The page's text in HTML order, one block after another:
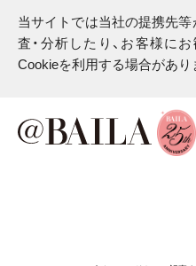
当サイトでは当社の提携先
査・分析したり、お客様に
Cookieを利用する場合があり